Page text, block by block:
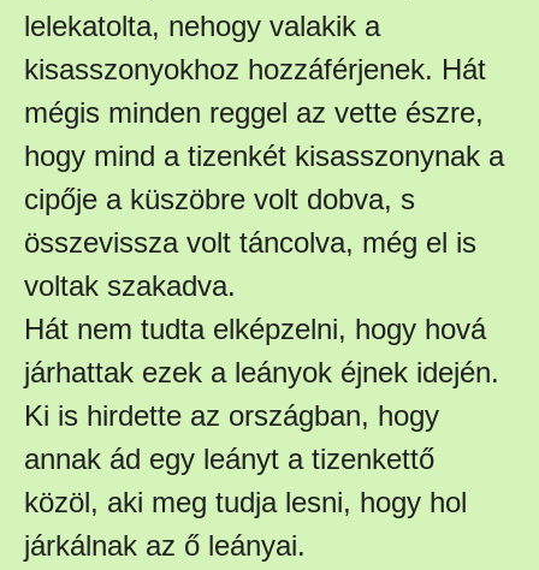
lelekatolta, nehogy valakik a
kisasszonyokhoz hozzáférjenek. Hát
mégis minden reggel az vette észre,
hogy mind a tizenkét kisasszonynak a
cipője a küszöbre volt dobva, s
összevissza volt táncolva, még el is
voltak szakadva.
Hát nem tudta elképzelni, hogy hová
járhattak ezek a leányok éjnek idején.
Ki is hirdette az országban, hogy
annak ád egy leányt a tizenkettő
közöl, aki meg tudja lesni, hogy hol
járkálnak az ő leányai.